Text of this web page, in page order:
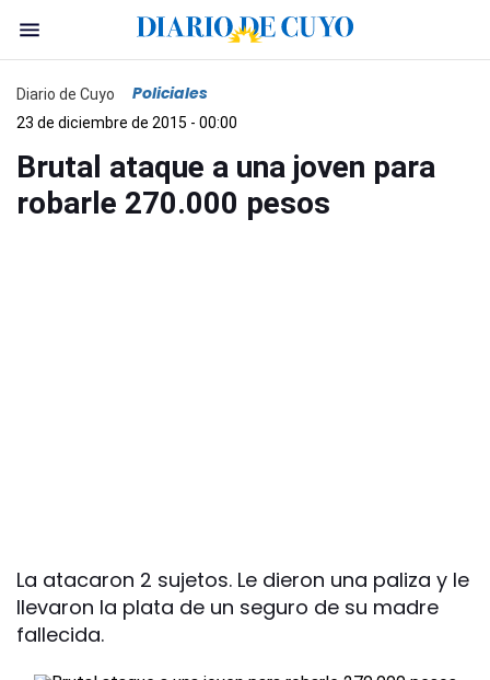
Diario de Cuyo Policiales
23 de diciembre de 2015 - 00:00
Brutal ataque a una joven para
robarle 270.000 pesos
La atacaron 2 sujetos. Le dieron una paliza y le
llevaron la plata de un seguro de su madre
fallecida.